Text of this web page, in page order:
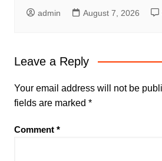
admin August 7, 2026
Leave a Reply
Your email address will not be
fields are marked *
Comment *